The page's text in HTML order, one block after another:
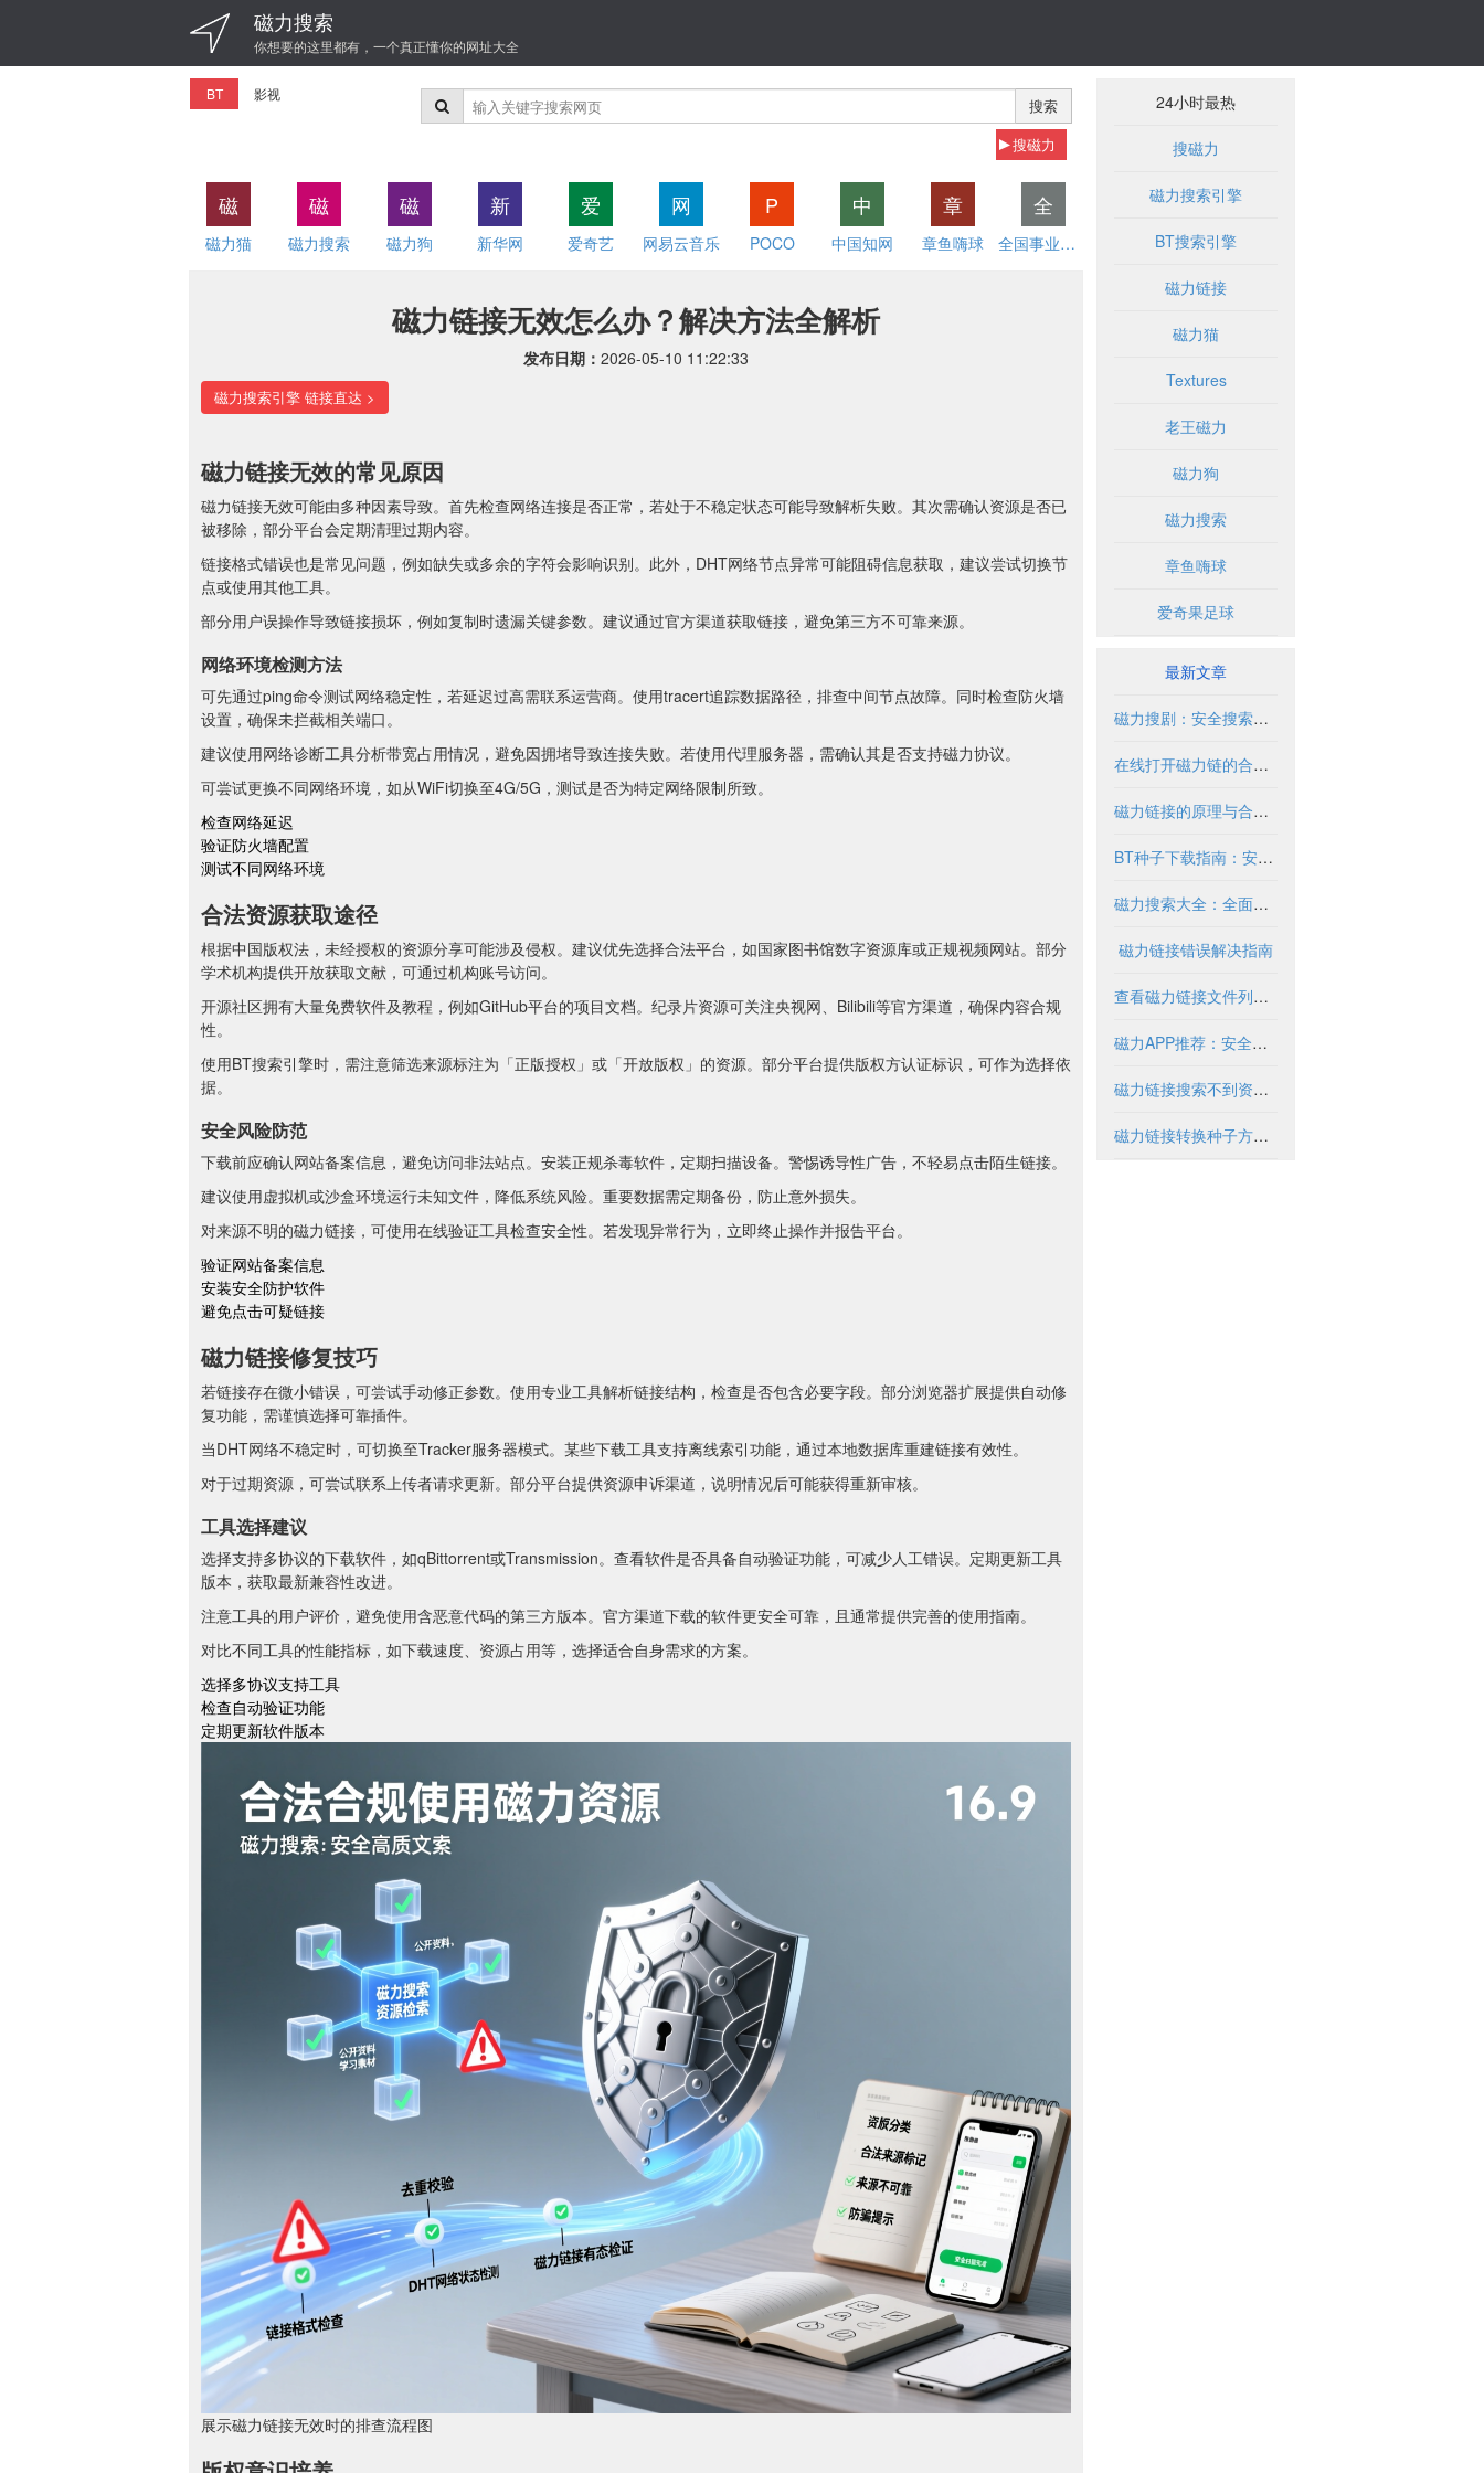
磁力搜索
你想要的这里都有，一个真正懂你的网址大全
BT 影视
搜索
搜磁力
磁
磁力猫
磁
磁力搜索
磁
磁力狗
新
新华网
爱
爱奇艺
网
网易云音乐
P
POCO
中
中国知网
章
章鱼嗨球
全
全国事业单位招聘网
磁力链接无效怎么办？解决方法全解析
发布日期： 2026-05-10 11:22:33
磁力搜索引擎 链接直达 >
磁力链接无效的常见原因
磁力链接无效可能由多种因素导致。首先检查网络连接是否正常，若处于不稳定状态可能导致解析失败。其次需确认资源是否已
被移除，部分平台会定期清理过期内容。
链接格式错误也是常见问题，例如缺失或多余的字符会影响识别。此外，DHT网络节点异常可能阻碍信息获取，建议尝试切换节
点或使用其他工具。
部分用户误操作导致链接损坏，例如复制时遗漏关键参数。建议通过官方渠道获取链接，避免第三方不可靠来源。
网络环境检测方法
可先通过ping命令测试网络稳定性，若延迟过高需联系运营商。使用tracert追踪数据路径，排查中间节点故障。同时检查防火墙
设置，确保未拦截相关端口。
建议使用网络诊断工具分析带宽占用情况，避免因拥堵导致连接失败。若使用代理服务器，需确认其是否支持磁力协议。
可尝试更换不同网络环境，如从WiFi切换至4G/5G，测试是否为特定网络限制所致。
检查网络延迟
验证防火墙配置
测试不同网络环境
合法资源获取途径
根据中国版权法，未经授权的资源分享可能涉及侵权。建议优先选择合法平台，如国家图书馆数字资源库或正规视频网站。部分
学术机构提供开放获取文献，可通过机构账号访问。
开源社区拥有大量免费软件及教程，例如GitHub平台的项目文档。纪录片资源可关注央视网、Bilibili等官方渠道，确保内容合规
性。
使用BT搜索引擎时，需注意筛选来源标注为「正版授权」或「开放版权」的资源。部分平台提供版权方认证标识，可作为选择依
据。
安全风险防范
下载前应确认网站备案信息，避免访问非法站点。安装正规杀毒软件，定期扫描设备。警惕诱导性广告，不轻易点击陌生链接。
建议使用虚拟机或沙盒环境运行未知文件，降低系统风险。重要数据需定期备份，防止意外损失。
对来源不明的磁力链接，可使用在线验证工具检查安全性。若发现异常行为，立即终止操作并报告平台。
验证网站备案信息
安装安全防护软件
避免点击可疑链接
磁力链接修复技巧
若链接存在微小错误，可尝试手动修正参数。使用专业工具解析链接结构，检查是否包含必要字段。部分浏览器扩展提供自动修
复功能，需谨慎选择可靠插件。
当DHT网络不稳定时，可切换至Tracker服务器模式。某些下载工具支持离线索引功能，通过本地数据库重建链接有效性。
对于过期资源，可尝试联系上传者请求更新。部分平台提供资源申诉渠道，说明情况后可能获得重新审核。
工具选择建议
选择支持多协议的下载软件，如qBittorrent或Transmission。查看软件是否具备自动验证功能，可减少人工错误。定期更新工具
版本，获取最新兼容性改进。
注意工具的用户评价，避免使用含恶意代码的第三方版本。官方渠道下载的软件更安全可靠，且通常提供完善的使用指南。
对比不同工具的性能指标，如下载速度、资源占用等，选择适合自身需求的方案。
选择多协议支持工具
检查自动验证功能
定期更新软件版本
展示磁力链接无效时的排查流程图
24小时最热
搜磁力
磁力搜索引擎
BT搜索引擎
磁力链接
磁力猫
Textures
老王磁力
磁力狗
磁力搜索
章鱼嗨球
爱奇果足球
最新文章
磁力搜剧：安全搜索与合法使用指南
在线打开磁力链的合法使用指南
磁力链接的原理与合法使用指南
BT种子下载指南：安全合法获取资源方法
磁力搜索大全：全面指南与实用技巧
磁力链接错误解决指南
查看磁力链接文件列表的实用方法与工具
磁力APP推荐：安全使用指南与优质资源盘点
磁力链接搜索不到资源怎么办？
磁力链接转换种子方法与工具解析